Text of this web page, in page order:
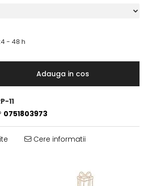
- 48 h
Adauga in cos
11
0751803973
Cere informatii